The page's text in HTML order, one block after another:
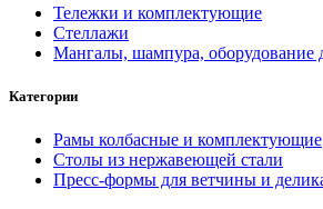
Тележки и комплектующие
Стеллажи
Мангалы, шампура, оборудование
Категории
Рамы колбасные и комплектующие
Столы из нержавеющей стали
Пресс-формы для ветчины и